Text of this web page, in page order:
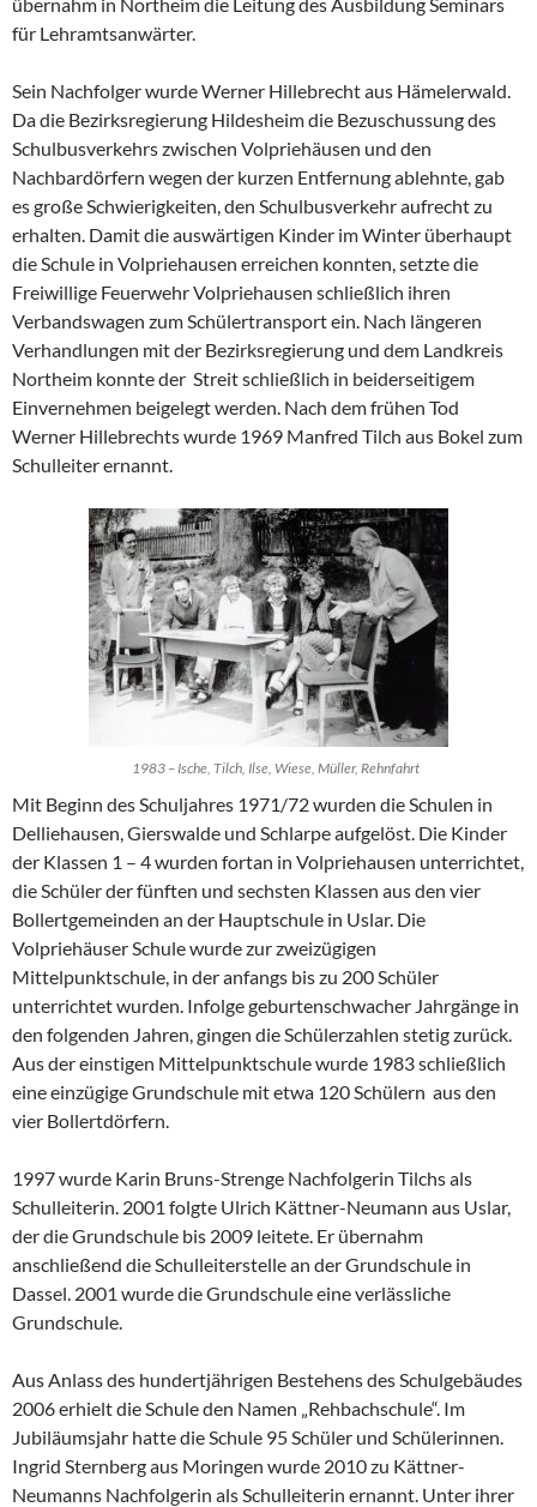
für Lehramtsanwärter.
Sein Nachfolger wurde Werner Hillebrecht aus Hämelerwald.
Da die Bezirksregierung Hildesheim die Bezuschussung des
Schulbusverkehrs zwischen Volpriehäusen und den
Nachbardörfern wegen der kurzen Entfernung ablehnte, gab
es große Schwierigkeiten, den Schulbusverkehr aufrecht zu
erhalten. Damit die auswärtigen Kinder im Winter überhaupt
die Schule in Volpriehausen erreichen konnten, setzte die
Freiwillige Feuerwehr Volpriehausen schließlich ihren
Verbandswagen zum Schülertransport ein. Nach längeren
Verhandlungen mit der Bezirksregierung und dem Landkreis
Northeim konnte der Streit schließlich in beiderseitigem
Einvernehmen beigelegt werden. Nach dem frühen Tod
Werner Hillebrechts wurde 1969 Manfred Tilch aus Bokel zum
Schulleiter ernannt.
1983 – Ische, Tilch, Ilse, Wiese, Müller, Rehnfahrt
Mit Beginn des Schuljahres 1971/72 wurden die Schulen in
Delliehausen, Gierswalde und Schlarpe aufgelöst. Die Kinder
der Klassen 1 – 4 wurden fortan in Volpriehausen unterrichtet,
die Schüler der fünften und sechsten Klassen aus den vier
Bollertgemeinden an der Hauptschule in Uslar. Die
Volpriehäuser Schule wurde zur zweizügigen
Mittelpunktschule, in der anfangs bis zu 200 Schüler
unterrichtet wurden. Infolge geburtenschwacher Jahrgänge in
den folgenden Jahren, gingen die Schülerzahlen stetig zurück.
Aus der einstigen Mittelpunktschule wurde 1983 schließlich
eine einzügige Grundschule mit etwa 120 Schülern aus den
vier Bollertdörfern.
1997 wurde Karin Bruns-Strenge Nachfolgerin Tilchs als
Schulleiterin. 2001 folgte Ulrich Kättner-Neumann aus Uslar,
der die Grundschule bis 2009 leitete. Er übernahm
anschließend die Schulleiterstelle an der Grundschule in
Dassel. 2001 wurde die Grundschule eine verlässliche
Grundschule.
Aus Anlass des hundertjährigen Bestehens des Schulgebäudes
2006 erhielt die Schule den Namen „Rehbachschule“. Im
Jubiläumsjahr hatte die Schule 95 Schüler und Schülerinnen.
Ingrid Sternberg aus Moringen wurde 2010 zu Kättner-
Neumanns Nachfolgerin als Schulleiterin ernannt. Unter ihrer